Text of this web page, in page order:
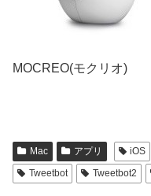
MOCREO(モクリオ)
Mac アプリ iOS
Tweetbot
Tweetbot2